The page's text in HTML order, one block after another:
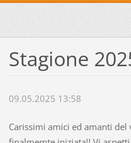
Stagione
09.05.2025 13:58
Carissimi amici ed amanti